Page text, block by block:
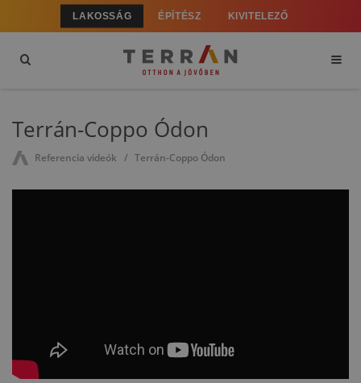
LAKOSSÁG ÉPÍTÉSZ KIVITELEZŐ
Terrán-Coppo Ódon
Referencia videók Terrán-Coppo Ódon